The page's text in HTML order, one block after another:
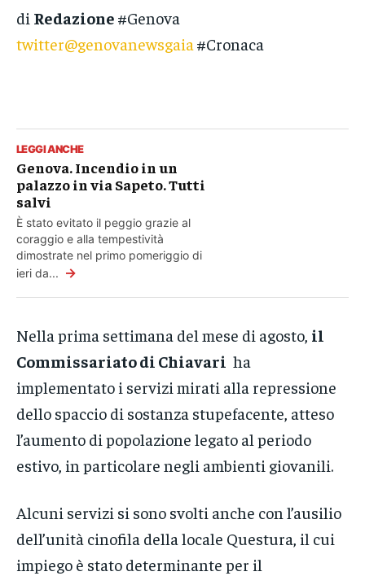
di Redazione #Genova
twitter@genovanewsgaia #Cronaca
LEGGI ANCHE
Genova. Incendio in un
palazzo in via Sapeto. Tutti
salvi
È stato evitato il peggio grazie al
coraggio e alla tempestività
dimostrate nel primo pomeriggio di
ieri da... →
Nella prima settimana del mese di agosto, il
Commissariato di Chiavari ha
implementato i servizi mirati alla repressione
dello spaccio di sostanza stupefacente, atteso
l’aumento di popolazione legato al periodo
estivo, in particolare negli ambienti giovanili.
Alcuni servizi si sono svolti anche con l’ausilio
dell’unità cinofila della locale Questura, il cui
impiego è stato determinante per il